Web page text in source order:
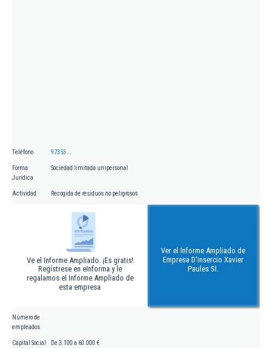
Teléfono 97353...
Forma
Jurídica
Sociedad limitada unipersonal
Actividad Recogida de residuos no peligrosos
Ve el Informe Ampliado. ¡Es gratis!
Regístrese en eInforma y le
regalamos el Informe Ampliado de
esta empresa
Ver el Informe Ampliado de
Empresa D'insercio Xavier
Paules Sl.
Número de
empleados
Capital Social De 3.100 a 60.000 €